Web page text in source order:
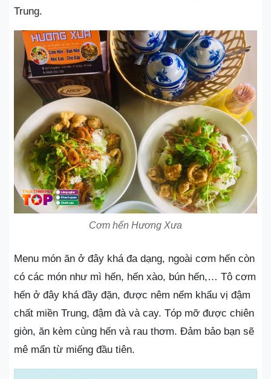
Trung.
Cơm hến Hương Xưa
Menu món ăn ở đây khá đa dạng, ngoài cơm hến còn
có các món như mì hến, hến xào, bún hến,… Tô cơm
hến ở đây khá đầy đặn, được nêm nếm khẩu vị đậm
chất miền Trung, đậm đà và cay. Tóp mỡ được chiên
giòn, ăn kèm cùng hến và rau thơm. Đảm bảo bạn sẽ
mê mẩn từ miếng đầu tiên.